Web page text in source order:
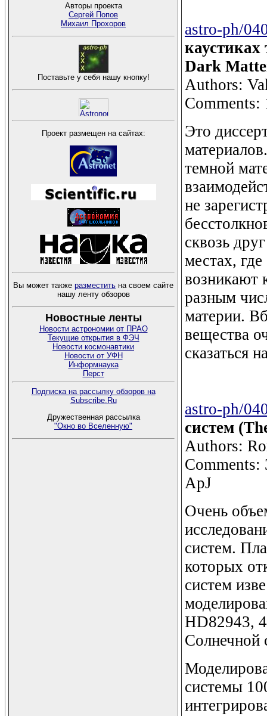
Авторы проекта
Сергей Попов
Михаил Прохоров
Поставьте у себя нашу кнопку!
Проект размещен на сайтах:
Вы может также разместить на своем сайте
нашу ленту обзоров
Новостные ленты
Новости астрономии от ПРАО
Текущие открытия в ФЭЧ
Новости космонавтики
Новости от УФН
Информнаука
Перст
Подписка на рассылку обзоров на
Subscribe.Ru
Дружественная рассылка
"Окно во Вселенную"
astro-ph/
Dark
Authors:
Comments:
Это
темной
не
сквозь
местах,
возникают
разным
материи.
вещества
сказаться
astro-ph/
систем
Authors:
Comments:
ApJ
Очень
систем.
которых
систем
HD82943,
Солнечной
системы